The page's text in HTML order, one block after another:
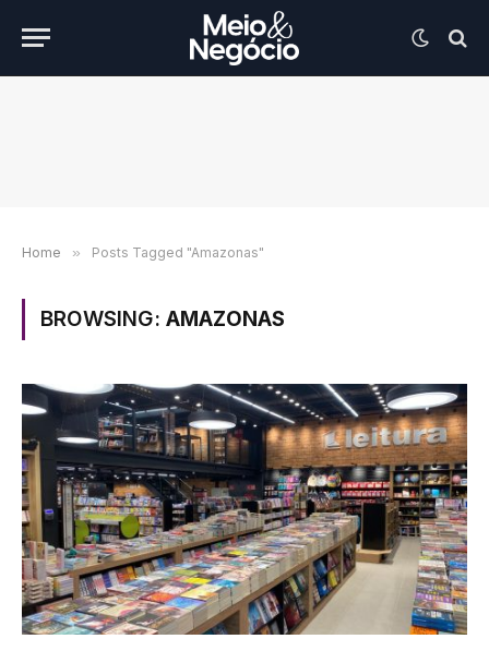
Home » Posts Tagged "Amazonas"
BROWSING: AMAZONAS